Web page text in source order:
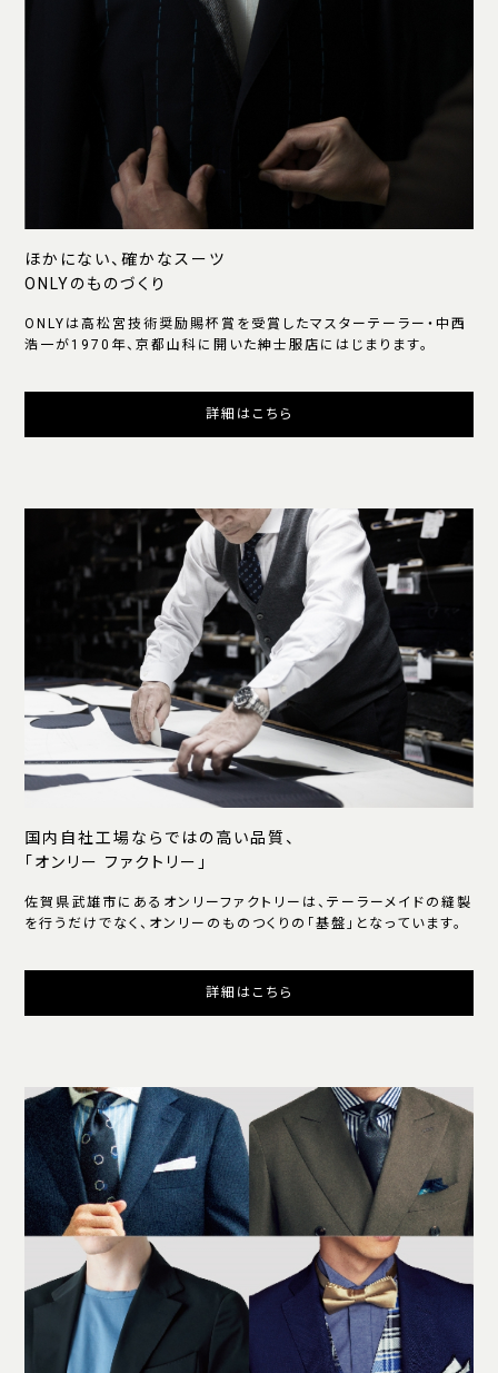
ほかにない、確かなスーツ
ONLYのものづくり
ONLYは高松宮技術奨励賜杯賞を受賞したマスターテーラー・中西
浩一が1970年、京都山科に開いた紳士服店にはじまります。
詳細はこちら
国内自社工場ならではの高い品質、
「オンリー ファクトリー」
佐賀県武雄市にあるオンリーファクトリーは、テーラーメイドの縫製
を行うだけでなく、オンリーのものつくりの「基盤」となっています。
詳細はこちら